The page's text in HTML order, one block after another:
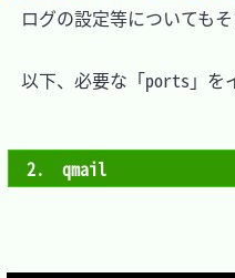
ログの設定等についてもそ
以下、必要な「ports」を
2.　qmail